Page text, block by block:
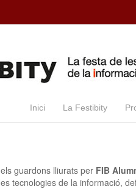
Inici La Festibity
guardons lliurats per FIB
tecnologies de la informació,